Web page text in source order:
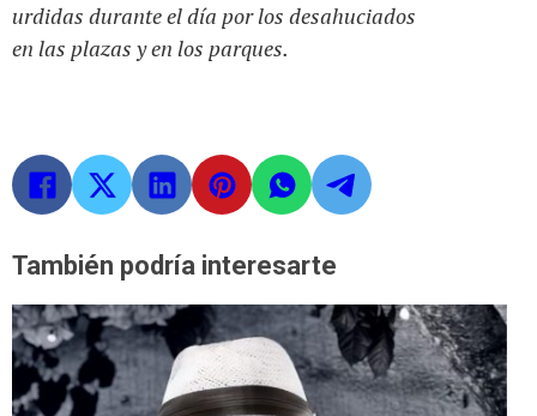
urdidas durante el día por los desahuciados
en las plazas y en los parques.
También podría interesarte